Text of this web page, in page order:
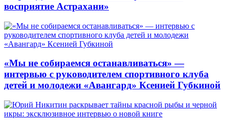
восприятие Астрахани»
«Мы не собираемся останавливаться» —
интервью с руководителем спортивного клуба
детей и молодежи «Авангард» Ксенией Губкиной